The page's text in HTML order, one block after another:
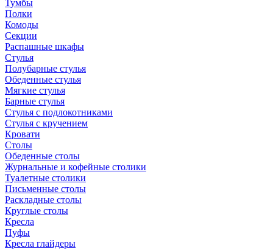
Тумбы
Полки
Комоды
Секции
Распашные шкафы
Стулья
Полубарные стулья
Обеденные стулья
Мягкие стулья
Барные стулья
Стулья с подлокотниками
Стулья с кручением
Кровати
Столы
Обеденные столы
Журнальные и кофейные столики
Туалетные столики
Письменные столы
Раскладные столы
Круглые столы
Кресла
Пуфы
Кресла глайдеры